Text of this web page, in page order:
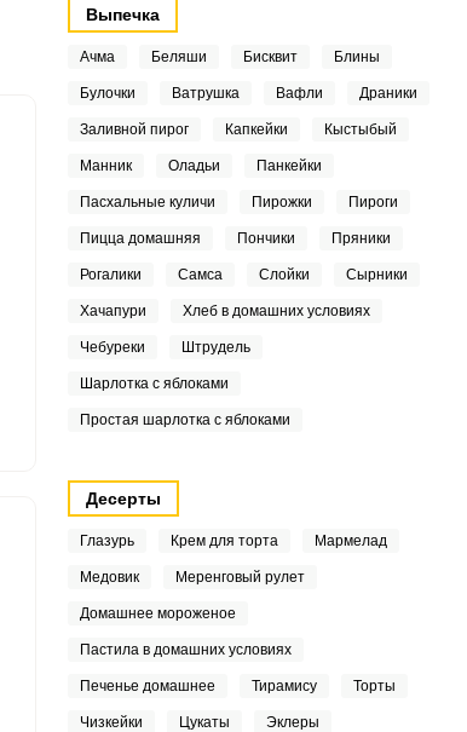
Выпечка
Ачма Беляши Бисквит Блины
Булочки Ватрушка Вафли Драники
Заливной пирог Капкейки Кыстыбый
Манник Оладьи Панкейки
Пасхальные куличи Пирожки Пироги
Пицца домашняя Пончики Пряники
Рогалики Самса Слойки Сырники
Хачапури Хлеб в домашних условиях
Чебуреки Штрудель
Шарлотка с яблоками
Простая шарлотка с яблоками
Десерты
Глазурь Крем для торта Мармелад
Медовик Меренговый рулет
Домашнее мороженое
Пастила в домашних условиях
Печенье домашнее Тирамису Торты
Чизкейки Цукаты Эклеры